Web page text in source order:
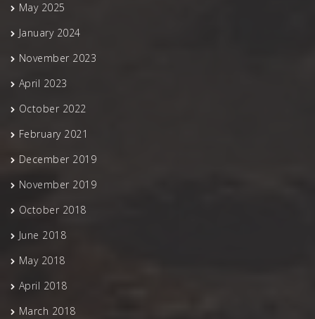
May 2025
January 2024
November 2023
April 2023
October 2022
February 2021
December 2019
November 2019
October 2018
June 2018
May 2018
April 2018
March 2018